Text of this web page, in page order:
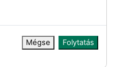
Mégse Folytatás